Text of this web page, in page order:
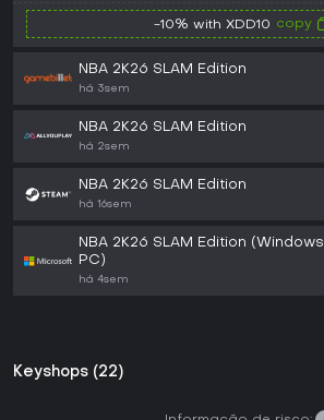
-10% with XDD10 copy
NBA 2K26 SLAM Edition
há 3sem
NBA 2K26 SLAM Edition
há 2sem
NBA 2K26 SLAM Edition
há 16sem
NBA 2K26 SLAM Edition (Windows
PC)
há 4sem
Keyshops (22)